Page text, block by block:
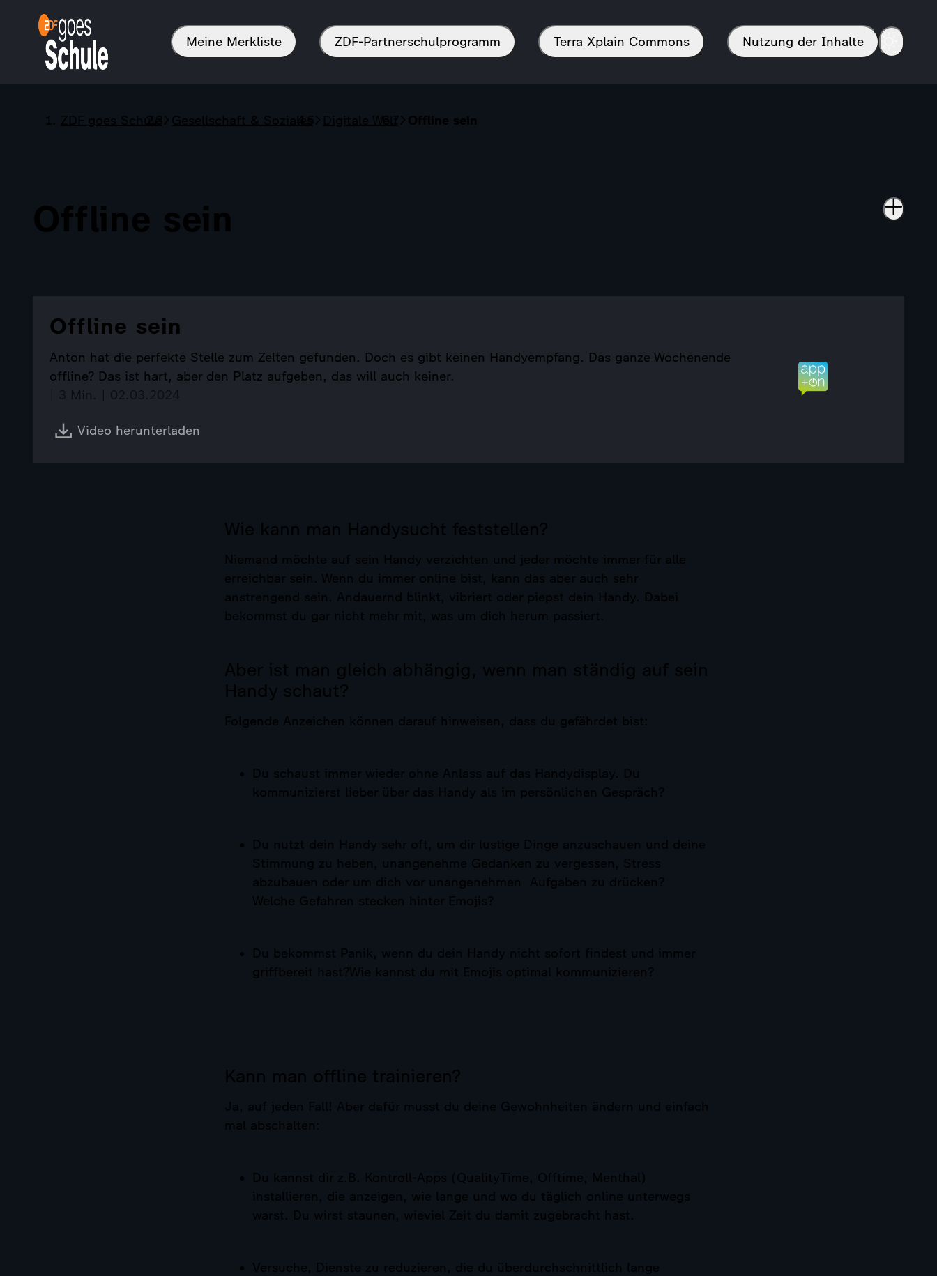
Meine Merkliste ZDF-Partnerschulprogramm Terra Xplain Commons Nutzung der Inhalte
ZDF goes Schule Gesellschaft & Soziales Digitale Welt Offline sein
Offline sein
Offline sein
Anton hat die perfekte Stelle zum Zelten gefunden. Doch es gibt keinen Handyempfang. Das ganze Wochenende
offline? Das ist hart, aber den Platz aufgeben, das will auch keiner.
| 3 Min. | 02.03.2024
Video herunterladen
Wie kann man Handysucht feststellen?
Niemand möchte auf sein Handy verzichten und jeder möchte immer für alle
erreichbar sein. Wenn du immer online bist, kann das aber auch sehr
anstrengend sein. Andauernd blinkt, vibriert oder piepst dein Handy. Dabei
bekommst du gar nicht mehr mit, was um dich herum passiert.
Aber ist man gleich abhängig, wenn man ständig auf sein
Handy schaut?
Folgende Anzeichen können darauf hinweisen, dass du gefährdet bist:
Du schaust immer wieder ohne Anlass auf das Handydisplay. Du
kommunizierst lieber über das Handy als im persönlichen Gespräch?
Du nutzt dein Handy sehr oft, um dir lustige Dinge anzuschauen und deine
Stimmung zu heben, unangenehme Gedanken zu vergessen, Stress
abzubauen oder um dich vor unangenehmen Aufgaben zu drücken?
Welche Gefahren stecken hinter Emojis?
Du bekommst Panik, wenn du dein Handy nicht sofort findest und immer
griffbereit hast?Wie kannst du mit Emojis optimal kommunizieren?
Kann man offline trainieren?
Ja, auf jeden Fall! Aber dafür musst du deine Gewohnheiten ändern und einfach
mal abschalten:
Du kannst dir z.B. Kontroll-Apps (QualityTime, Offtime, Menthal)
installieren, die anzeigen, wie lange und wo du täglich online unterwegs
warst. Du wirst staunen, wieviel Zeit du damit zugebracht hast.
Versuche, Dienste zu reduzieren, die du überdurchschnittlich lange